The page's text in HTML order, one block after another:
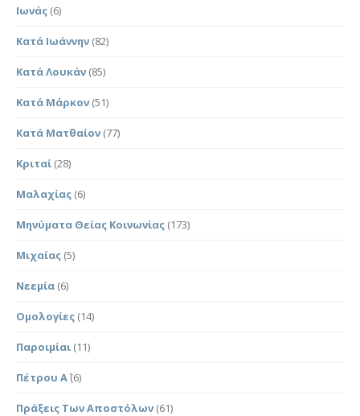
Ιωνάς (6)
Κατά Ιωάννην (82)
Κατά Λουκάν (85)
Κατά Μάρκον (51)
Κατά Ματθαίον (77)
Κριταί (28)
Μαλαχίας (6)
Μηνύματα Θείας Κοινωνίας (173)
Μιχαίας (5)
Νεεμία (6)
Ομολογίες (14)
Παροιμίαι (11)
Πέτρου Α΄(6)
Πράξεις Των Αποστόλων (61)